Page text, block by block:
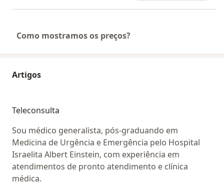
Como mostramos os preços?
Artigos
Teleconsulta
Sou médico generalista, pós-graduando em
Medicina de Urgência e Emergência pelo Hospital
Israelita Albert Einstein, com experiência em
atendimentos de pronto atendimento e clínica
médica.